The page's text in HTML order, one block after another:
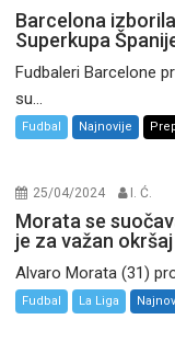
Barcelona
Superkupa
Fudbaleri Barcelone
su...
Fudbal Najnovije
25/04/2024 I. Ć.
Morata se
je za važan
Alvaro Morata (31)
Fudbal La Liga